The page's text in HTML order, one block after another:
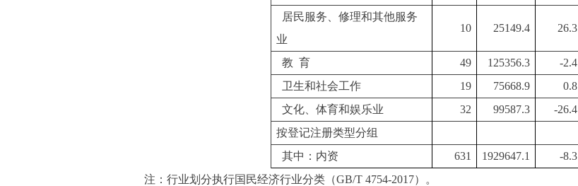
居民服务、修理和其他服务
业
10 25149.4 26.3
教 育 49 125356.3 -2.4
卫生和社会工作
19 75668.9 0.8
文化、体育和娱乐业
32 99587.3 -26.4
按登记注册类型分组
其中：内资
631 1929647.1 -8.3
注：行业划分执行国民经济行业分类（GB/T 4754-2017）。